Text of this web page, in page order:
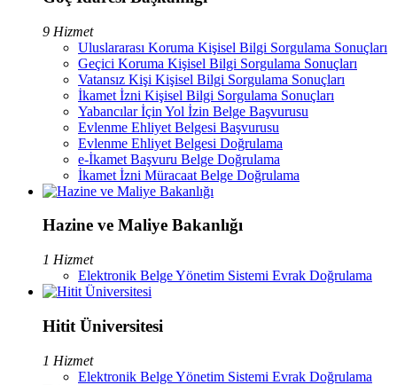
9 Hizmet
Uluslararası Koruma Kişisel Bilgi Sorgulama Sonuçları
Geçici Koruma Kişisel Bilgi Sorgulama Sonuçları
Vatansız Kişi Kişisel Bilgi Sorgulama Sonuçları
İkamet İzni Kişisel Bilgi Sorgulama Sonuçları
Yabancılar İçin Yol İzin Belge Başvurusu
Evlenme Ehliyet Belgesi Başvurusu
Evlenme Ehliyet Belgesi Doğrulama
e-İkamet Başvuru Belge Doğrulama
İkamet İzni Müracaat Belge Doğrulama
Hazine ve Maliye Bakanlığı
1 Hizmet
Elektronik Belge Yönetim Sistemi Evrak Doğrulama
Hitit Üniversitesi
1 Hizmet
Elektronik Belge Yönetim Sistemi Evrak Doğrulama